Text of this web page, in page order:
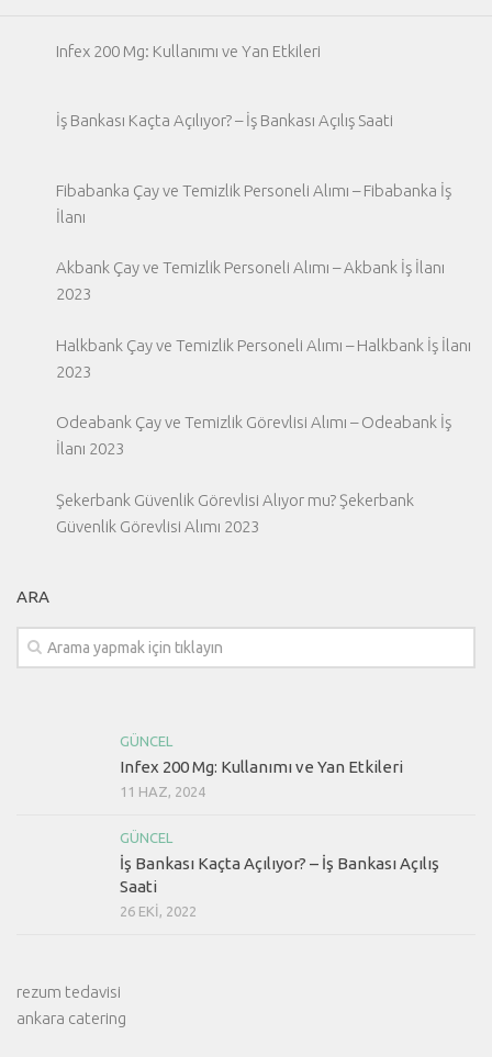
Infex 200 Mg: Kullanımı ve Yan Etkileri
İş Bankası Kaçta Açılıyor? – İş Bankası Açılış Saati
Fibabanka Çay ve Temizlik Personeli Alımı – Fibabanka İş
İlanı
Akbank Çay ve Temizlik Personeli Alımı – Akbank İş İlanı
2023
Halkbank Çay ve Temizlik Personeli Alımı – Halkbank İş İlanı
2023
Odeabank Çay ve Temizlik Görevlisi Alımı – Odeabank İş
İlanı 2023
Şekerbank Güvenlik Görevlisi Alıyor mu? Şekerbank
Güvenlik Görevlisi Alımı 2023
ARA
GÜNCEL
Infex 200 Mg: Kullanımı ve Yan Etkileri
11 HAZ, 2024
GÜNCEL
İş Bankası Kaçta Açılıyor? – İş Bankası Açılış
Saati
26 EKI, 2022
rezum tedavisi
ankara catering